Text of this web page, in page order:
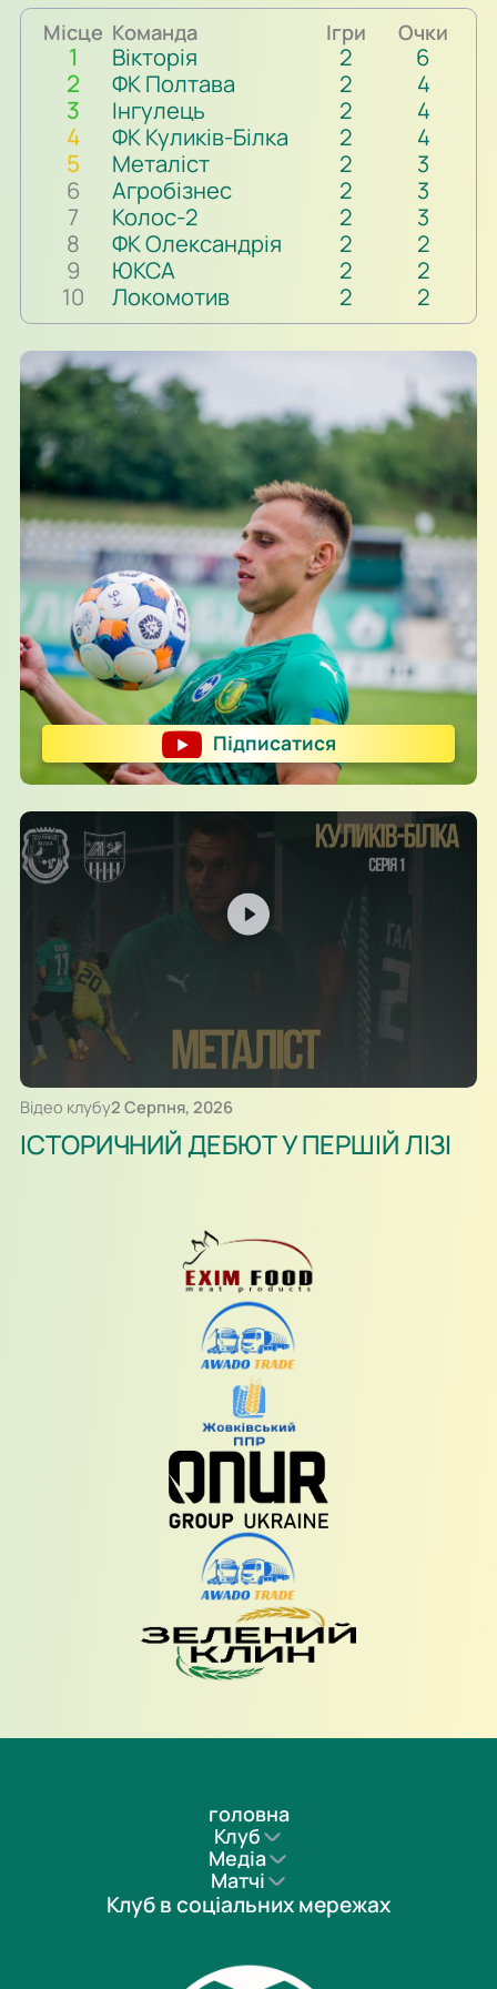
Місце Команда Ігри Очки
1 Вікторія 2
6
2
ФК Полтава 2
4
3
Інгулець 2
4
4
ФК Куликів-Білка 2
4
5
Металіст 2
3
6
Агробізнес 2
3
7
Колос-2 2
3
8
ФК Олександрія 2
2
9
ЮКСА 2
2
10
Локомотив 2 2
Підписатися
Відео клубу2 Серпня, 2026
ІСТОРИЧНИЙ ДЕБЮТ У ПЕРШІЙ ЛІЗІ
головна
Клуб
Медіа
Матчі
Клуб в соціальних мережах